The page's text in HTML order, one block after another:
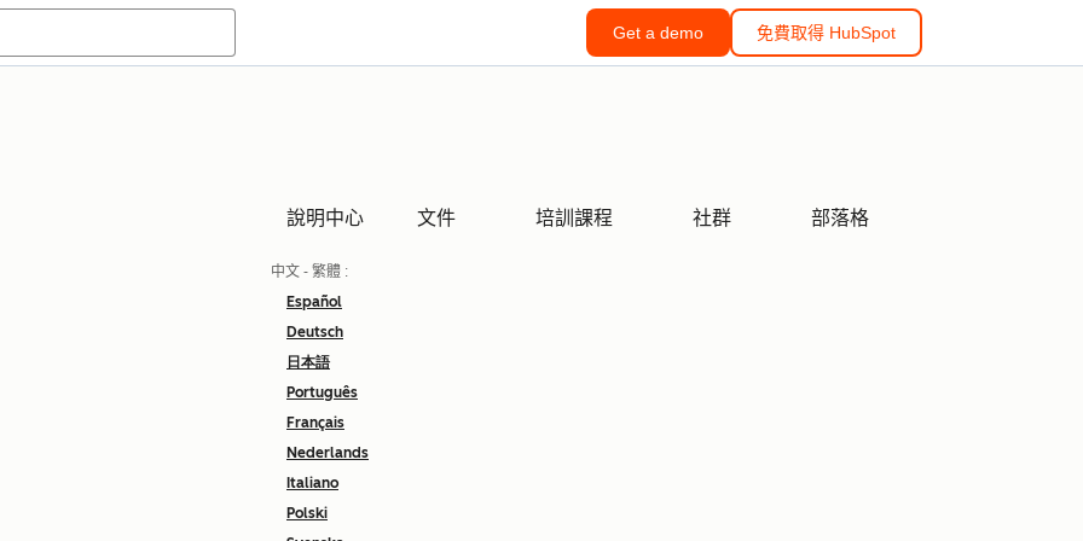
Get a demo 免費取得 HubSpot
說明中心 文件 培訓課程 社群 部落格
中文 - 繁體 :
Español
Deutsch
日本語
Português
Français
Nederlands
Italiano
Polski